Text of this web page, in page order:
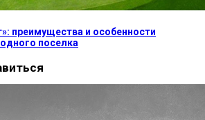
преимущества и особенности
поселка